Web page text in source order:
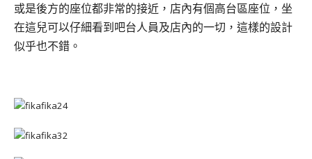
或是後方的座位都非常的接近，店內有個高台區座位，坐
在這兒可以仔細看到吧台人員及店內的一切，這樣的設計
似乎也不錯。